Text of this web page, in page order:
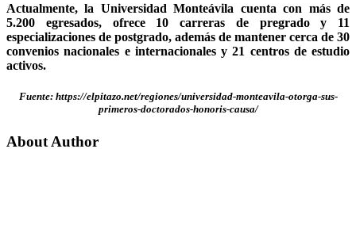
Actualmente, la Universidad Monteávila cuenta con más de
5.200 egresados, ofrece 10 carreras de pregrado y 11
especializaciones de postgrado, además de mantener cerca de 30
convenios nacionales e internacionales y 21 centros de estudio
activos.
Fuente: https://elpitazo.net/regiones/universidad-monteavila-otorga-sus-
primeros-doctorados-honoris-causa/
About Author